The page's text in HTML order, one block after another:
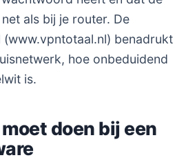
als bij je router. De
(www.vpntotaal.nl) benadrukt
hoe onbeduidend
is.
doen bij een